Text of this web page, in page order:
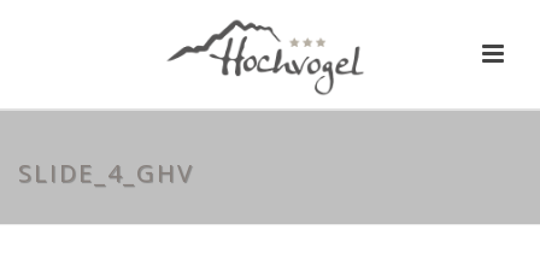
SLIDE_4_GHV